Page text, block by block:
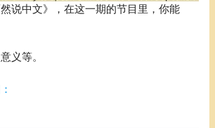
说中文》，在这一期的节目里，你能
义等。